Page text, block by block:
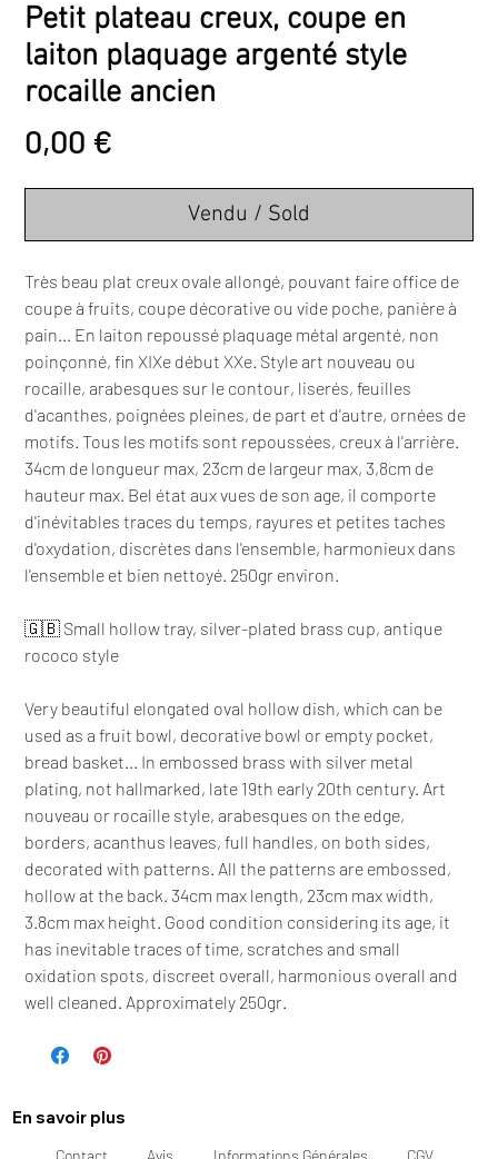
Petit plateau creux, coupe en
laiton plaquage argenté style
rocaille ancien
0,00 €
Vendu / Sold
Très beau plat creux ovale allongé, pouvant faire office de
coupe à fruits, coupe décorative ou vide poche, panière à
pain... En laiton repoussé plaquage métal argenté, non
poinçonné, fin XIXe début XXe. Style art nouveau ou
rocaille, arabesques sur le contour, liserés, feuilles
d'acanthes, poignées pleines, de part et d'autre, ornées de
motifs. Tous les motifs sont repoussées, creux à l'arrière.
34cm de longueur max, 23cm de largeur max, 3,8cm de
hauteur max. Bel état aux vues de son age, il comporte
d'inévitables traces du temps, rayures et petites taches
d'oxydation, discrètes dans l'ensemble, harmonieux dans
l'ensemble et bien nettoyé. 250gr environ.
🇬🇧 Small hollow tray, silver-plated brass cup, antique
rococo style
Very beautiful elongated oval hollow dish, which can be
used as a fruit bowl, decorative bowl or empty pocket,
bread basket... In embossed brass with silver metal
plating, not hallmarked, late 19th early 20th century. Art
nouveau or rocaille style, arabesques on the edge,
borders, acanthus leaves, full handles, on both sides,
decorated with patterns. All the patterns are embossed,
hollow at the back. 34cm max length, 23cm max width,
3.8cm max height. Good condition considering its age, it
has inevitable traces of time, scratches and small
oxidation spots, discreet overall, harmonious overall and
well cleaned. Approximately 250gr.
En savoir plus